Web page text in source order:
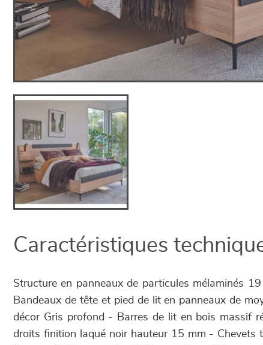
Caractéristiques
Structure en panneaux de particules mélaminés
Bandeaux de tête et pied de lit en panneaux de
décor Gris profond - Barres de lit en bois massif
droits finition laqué noir hauteur 15 mm - Chevets